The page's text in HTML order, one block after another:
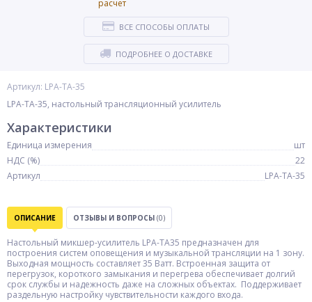
Артикул: LPA-TA-35
LPA-TA-35, настольный трансляционный усилитель
ВСЕ СПОСОБЫ ОПЛАТЫ
ПОДРОБНЕЕ О ДОСТАВКЕ
Характеристики
Единица измерения
шт
НДС (%)
22
Артикул
LPA-TA-35
ОПИСАНИЕ ОТЗЫВЫ И ВОПРОСЫ (0)
Настольный микшер-усилитель LPA-TA35 предназначен для
построения систем оповещения и музыкальной трансляции на 1 зону.
Выходная мощность составляет 35 Ватт. Встроенная защита от
перегрузок, короткого замыкания и перегрева обеспечивает долгий
срок службы и надежность даже на сложных объектах. Поддерживает
раздельную настройку чувствительности каждого входа.